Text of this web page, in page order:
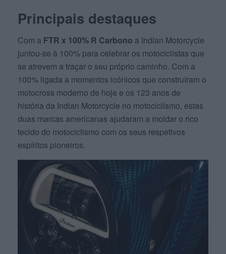
Principais destaques
Com a FTR x 100% R Carbono a Indian Motorcycle
juntou-se à 100% para celebrar os motociclistas que
se atrevem a traçar o seu próprio caminho. Com a
100% ligada a momentos icónicos que construíram o
motocross moderno de hoje e os 123 anos de
história da Indian Motorcycle no motociclismo, estas
duas marcas americanas ajudaram a moldar o rico
tecido do motociclismo com os seus respetivos
espíritos pioneiros.